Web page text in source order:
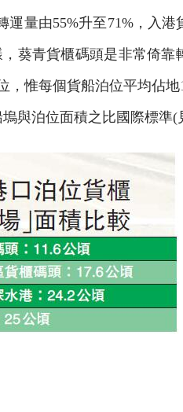
運量由55%升至71%，入港
葵青貨櫃碼頭是非常倚靠
，惟每個貨船泊位平均佔
與泊位面積之比國際標準(